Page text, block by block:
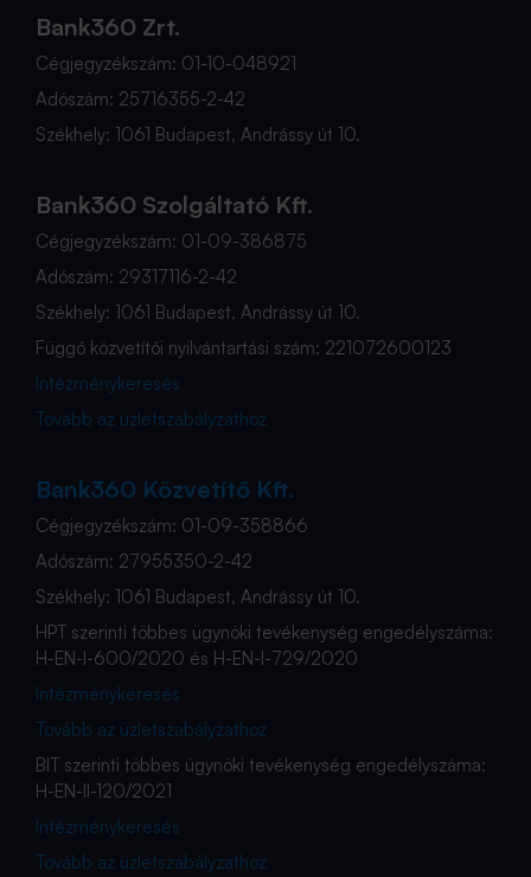
Bank360 Zrt.
Cégjegyzékszám: 01-10-048921
Adószám: 25716355-2-42
Székhely: 1061 Budapest, Andrássy út 10.
Bank360 Szolgáltató Kft.
Cégjegyzékszám: 01-09-386875
Adószám: 29317116-2-42
Székhely: 1061 Budapest, Andrássy út 10.
Függő közvetítői nyilvántartási szám: 221072600123
Intézménykeresés
Tovább az üzletszabályzathoz
Bank360 Közvetítő Kft.
Cégjegyzékszám: 01-09-358866
Adószám: 27955350-2-42
Székhely: 1061 Budapest, Andrássy út 10.
HPT szerinti többes ügynöki tevékenység engedélyszáma:
H-EN-I-600/2020 és H-EN-I-729/2020
Intézménykeresés
Tovább az üzletszabályzathoz
BIT szerinti többes ügynöki tevékenység engedélyszáma:
H-EN-II-120/2021
Intézménykeresés
Tovább az üzletszabályzathoz